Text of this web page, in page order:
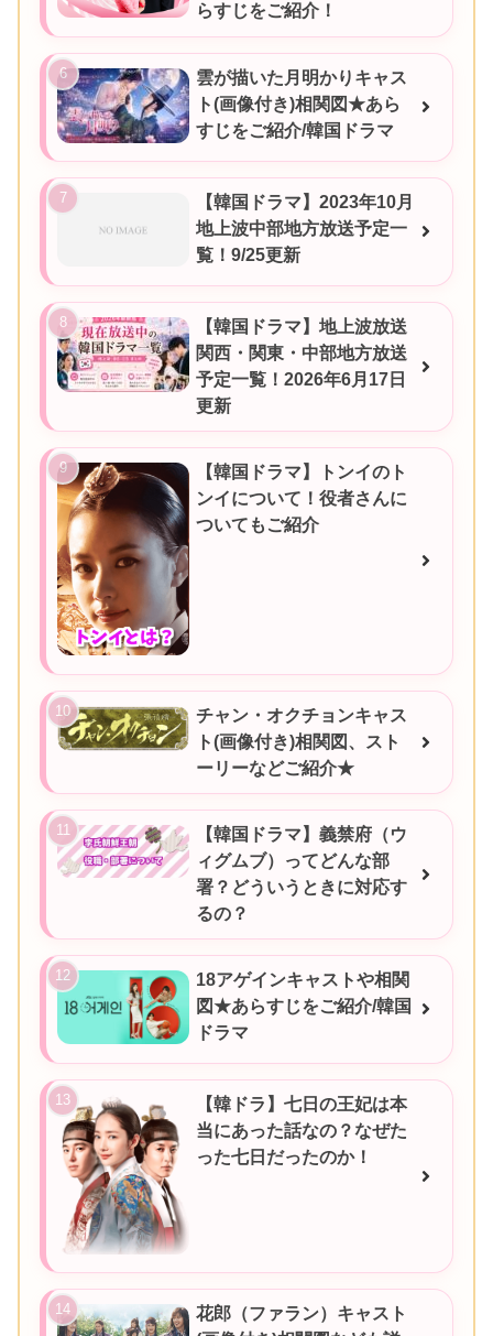
らすじをご紹介！
雲が描いた月明かりキャス
ト(画像付き)相関図★あら
すじをご紹介/韓国ドラマ
【韓国ドラマ】2023年10月
地上波中部地方放送予定一
覧！9/25更新
【韓国ドラマ】地上波放送
関西・関東・中部地方放送
予定一覧！2026年6月17日
更新
【韓国ドラマ】トンイのト
ンイについて！役者さんに
ついてもご紹介
チャン・オクチョンキャス
ト(画像付き)相関図、スト
ーリーなどご紹介★
【韓国ドラマ】義禁府（ウ
ィグムブ）ってどんな部
署？どういうときに対応す
るの？
18アゲインキャストや相関
図★あらすじをご紹介/韓国
ドラマ
【韓ドラ】七日の王妃は本
当にあった話なの？なぜた
った七日だったのか！
花郎（ファラン）キャスト